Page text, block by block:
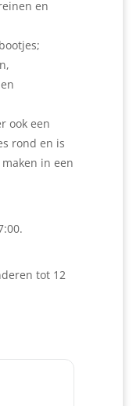
en
ook een
rond en is
in een
tot 12